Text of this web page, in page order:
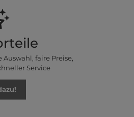
faire Preise,
Service